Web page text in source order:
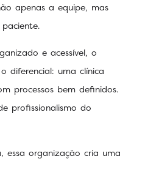
apenas a equipe, mas
e acessível, o
diferencial: uma clínica
processos bem definidos.
profissionalismo do
essa organização cria uma